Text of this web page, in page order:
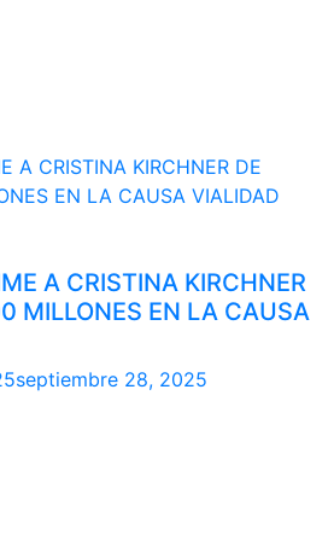
A CRISTINA KIRCHNER
MILLONES EN LA CAUSA
septiembre 28, 2025